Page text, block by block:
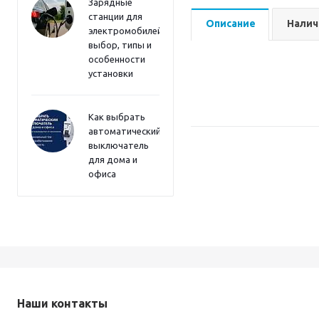
Зарядные
станции для
электромобилей:
выбор, типы и
особенности
установки
Как выбрать
автоматический
выключатель
для дома и
офиса
Описание
Наши контакты